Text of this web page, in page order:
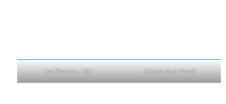
ins Planica – Tal Aljažev dom Vratih